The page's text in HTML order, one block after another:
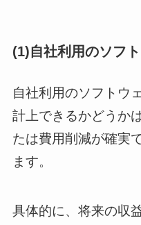
(1)自社利用のソフ
自社利用のソフトウ
計上できるかどうか
たは費用削減が確実
ます。
具体的に、将来の収